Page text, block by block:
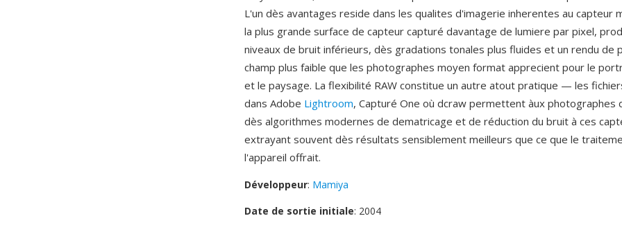
L'un dès avantages reside dans les qualites d'imagerie inherentes au capteur
la plus grande surface de capteur capturé davantage de lumiere par pixel,
niveaux de bruit inférieurs, dès gradations tonales plus fluides et un rendu de
champ plus faible que les photographes moyen format apprecient pour le
et le paysage. La flexibilité RAW constitue un autre atout pratique — les
dans Adobe Lightroom, Capturé One où dcraw permettent àux photographes
dès algorithmes modernes de dematricage et de réduction du bruit à ces
extrayant souvent dès résultats sensiblement meilleurs que ce que le
l'appareil offrait.
Développeur: Mamiya
Date de sortie initiale: 2004